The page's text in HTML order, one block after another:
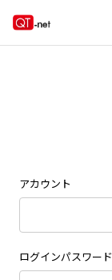
アカウント
ログインパスワード